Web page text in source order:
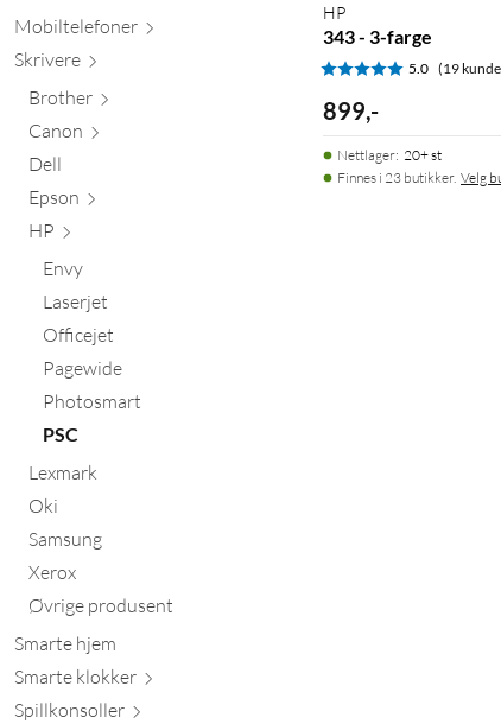
Mobiltelefoner
Skrivere
Brother
Canon
Dell
Epson
HP
Envy
Laserjet
Officejet
Pagewide
Photosmart
PSC
Lexmark
Oki
Samsung
Xerox
Øvrige produsent
Smarte hjem
Smarte klokker
Spillkonsoller
HP
343 - 3-farge
5.0 (19
899,-
Nettlager: 20+ st
Finnes i 23 butikker. Velg